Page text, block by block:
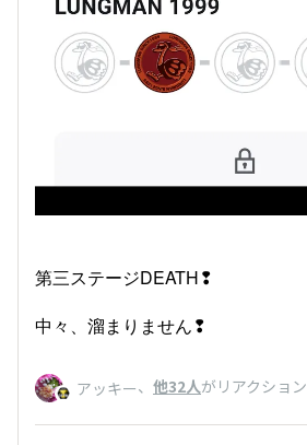
第三ステージDEATH❢
中々、溜まりません❢
アッキー、 他32人がリアクション